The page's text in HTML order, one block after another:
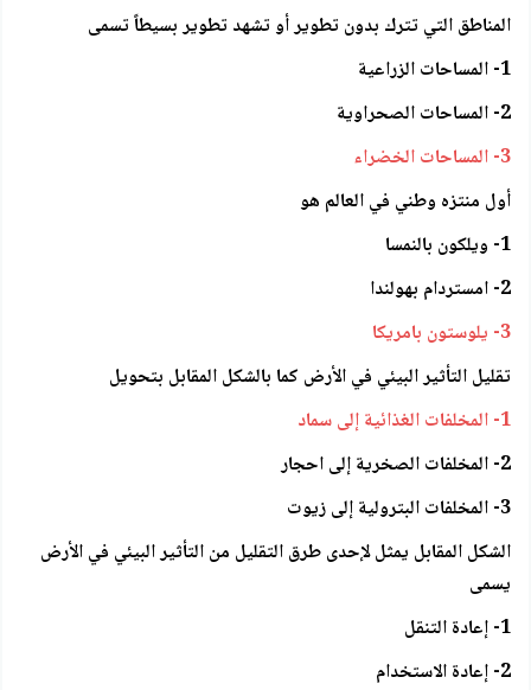
المناطق التي تترك بدون تطوير أو تشهد تطوير بسيطاً تسمى
1- المساحات الزراعية
2- المساحات الصحراوية
3- المساحات الخضراء
أول منتزه وطني في العالم هو
1- ويلكون بالنمسا
2- امستردام بهولندا
3- يلوستون بامريكا
تقليل التأثير البيئي في الأرض كما بالشكل المقابل بتحويل
1- المخلفات الغذائية إلى سماد
2- المخلفات الصخرية إلى احجار
3- المخلفات البترولية إلى زيوت
الشكل المقابل يمثل لإحدى طرق التقليل من التأثير البيئي في الأرض
يسمى
1- إعادة التنقل
2- إعادة الاستخدام